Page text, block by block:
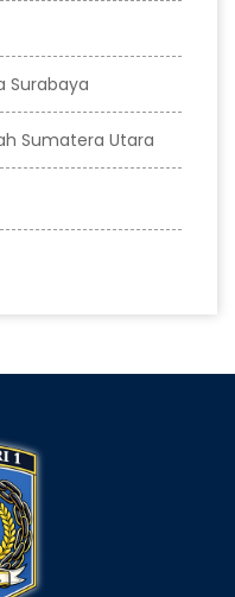
Surabaya
Sumatera Utara